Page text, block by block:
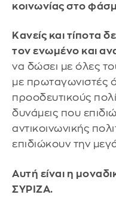
κοινωνίας στο
Κανείς και τίποτα
τον ενωμένο και
να δώσει με όλες
με πρωταγωνιστές
προοδευτικούς
δυνάμεις που
αντικοινωνικής
επιδιώκουν την
Αυτή είναι η
ΣΥΡΙΖΑ.